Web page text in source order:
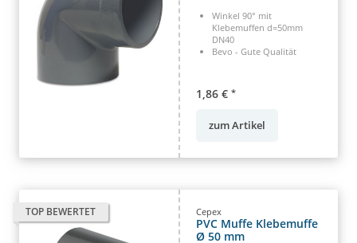
Winkel 90° mit
Klebemuffen d=50mm
DN40
Bevo - Gute Qualität
1,86 € *
zum Artikel
TOP BEWERTET Cepex
PVC Muffe Klebemuffe
Ø 50 mm